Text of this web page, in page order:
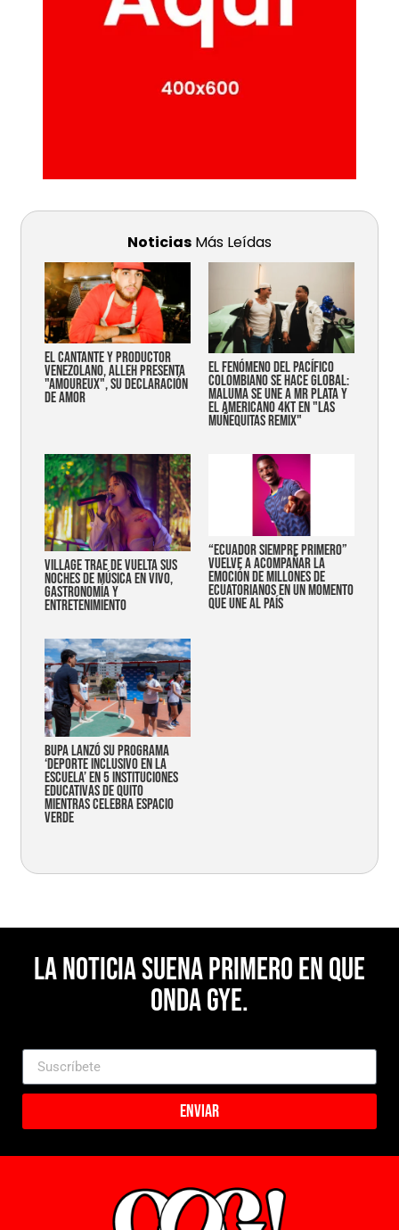
Noticias Más Leídas
EL CANTANTE Y PRODUCTOR
VENEZOLANO, ALLEH PRESENTA
"AMOUREUX", SU DECLARACIÓN
DE AMOR
EL FENÓMENO DEL PACÍFICO
COLOMBIANO SE HACE GLOBAL:
MALUMA SE UNE A MR PLATA Y
EL AMERICANO 4KT EN "LAS
MUÑEQUITAS REMIX"
Village trae de vuelta sus
noches de música en vivo,
gastronomía y
entretenimiento
“Ecuador siempre primero”
vuelve a acompañar la
emoción de millones de
ecuatorianos en un momento
que une al país
Bupa lanzó su programa
‘Deporte Inclusivo en la
Escuela’ en 5 instituciones
educativas de Quito
mientras celebra espacio
verde
La noticia suena primero en Que
Onda Gye.
Enviar